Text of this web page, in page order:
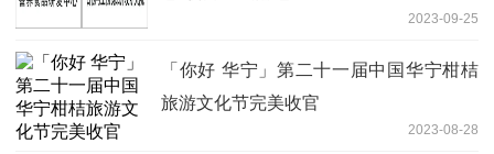
2023-09-25
「你好 华宁」第二十一届中国华宁柑桔
旅游文化节完美收官
2023-08-28